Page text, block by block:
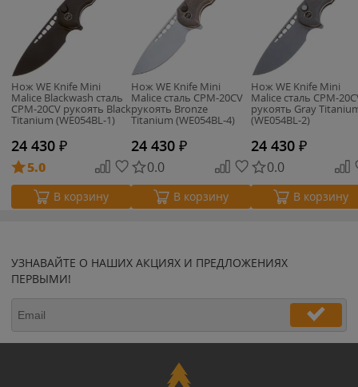
Нож WE Knife Mini
Malice Blackwash сталь
CPM-20CV рукоять Black
Titanium (WE054BL-1)
24 430 ₽
5.0
В корзину
Нож WE Knife Mini
Malice сталь CPM-20CV
рукоять Bronze
Titanium (WE054BL-4)
24 430 ₽
0.0
В корзину
Нож WE Knife Mini
Malice сталь CPM-
рукоять Gray
(WE054BL-2)
24 430 ₽
0.0
В корзину
УЗНАВАЙТЕ О НАШИХ АКЦИЯХ И ПРЕДЛОЖЕНИЯХ
ПЕРВЫМИ!